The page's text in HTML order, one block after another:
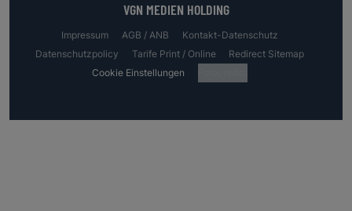
VGN MEDIEN HOLDING
Impressum AGB / ANB
Kontakt-Datenschutz
Datenschutzpolicy
Tarife Print / Online
Redirect Sitemap
Cookie Einstellungen